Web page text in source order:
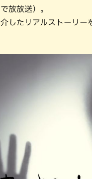
ハ
放放送）。
したリアルストーリー